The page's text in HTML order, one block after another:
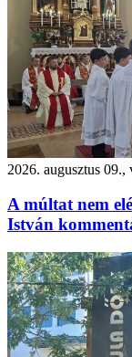
2026. augusztus 09.,
A múltat nem
István